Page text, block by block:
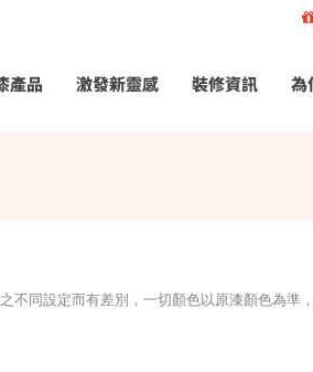
產品 激發新靈感 裝修資訊 為
不同設定而有差別，一切顏色以原漆顏色為準，